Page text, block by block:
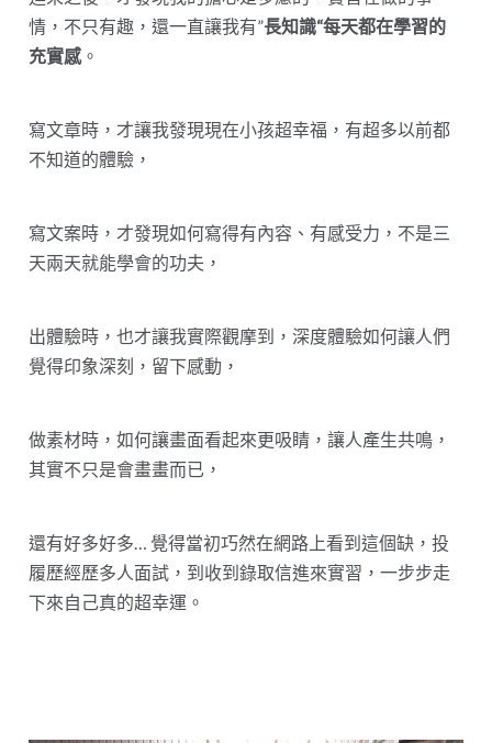
情，不只有趣，還一直讓我有”長知識“每天都在學習的
充實感 。
寫文章時，才讓我發現現在小孩超幸福，有超多以前都
不知道的體驗，
寫文案時，才發現如何寫得有內容、有感受力，不是三
天兩天就能學會的功夫，
出體驗時，也才讓我實際觀摩到，深度體驗如何讓人們
覺得印象深刻，留下感動，
做素材時，如何讓畫面看起來更吸睛，讓人產生共鳴，
其實不只是會畫畫而已，
還有好多好多… 覺得當初巧然在網路上看到這個缺，投
履歷經歷多人面試，到收到錄取信進來實習，一步步走
下來自己真的超幸運。